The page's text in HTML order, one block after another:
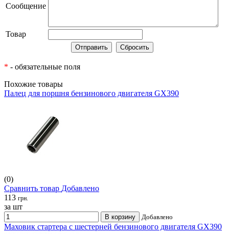
Сообщение
Товар
* - обязательные поля
Похожие товары
Палец для поршня бензинового двигателя GX390
(0)
Сравнить товар Добавлено
113 грн.
за шт
В корзину Добавлено
Маховик стартера с шестерней бензинового двигателя GX390